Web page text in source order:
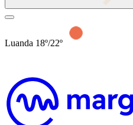
Luanda 18º/22º